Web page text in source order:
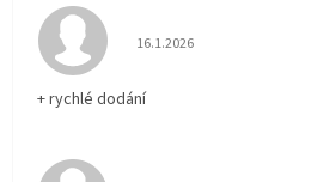
Hodnocení obchodu je 5 z 5
16.1.2026
+ rychlé dodání